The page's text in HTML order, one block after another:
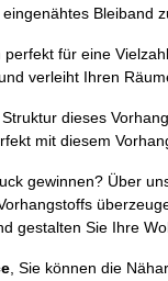
Bleiband
für eine
verleiht Ihren
dieses
mit diesem
gewinnen? Über
gestalten Sie Ihre
, Sie können die